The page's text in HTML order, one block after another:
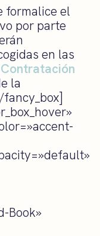
formalice el
por parte
en las
la
Book»